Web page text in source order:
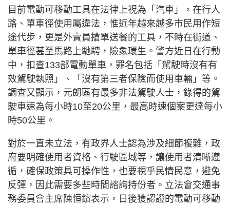
目前電動可移動工具在法律上視為「汽車」，在行人
路、單車徑使用屬違法，惟近年越來越多市民用作短
途代步，更是外賣員搶單送餐的工具，不時在街道、
單車徑甚至馬路上馳騁，險象環生。警方近日在行動
中，扣查133部電動單車，罪名包括「駕駛時沒有有
效駕駛執照」、「沒有第三者保險而使用車輛」等。
調查又顯示，元朗區有最多非法駕駛人士，錄得的駕
駛車速為每小時10至20公里，最高時速個案更達每小
時50公里。
對於一直未立法，有政界人士認為涉及細節複雜，政
府要明確使用者資格、行駛區域等，讓使用者清晰遵
循，確保政策具可操作性，也要視乎民情民意，避免
反彈，因此需要多些時間諮詢持份者。立法會交通事
務委員會主席陳恒鑌表示，日後獲認證的電動可移動